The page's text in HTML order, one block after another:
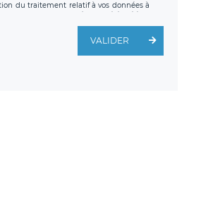
du traitement relatif à vos données à
ces droits auprès du délégué à la
joignable à l’adresse mail suivante :
le droit d’introduire une réclamation
VALIDER